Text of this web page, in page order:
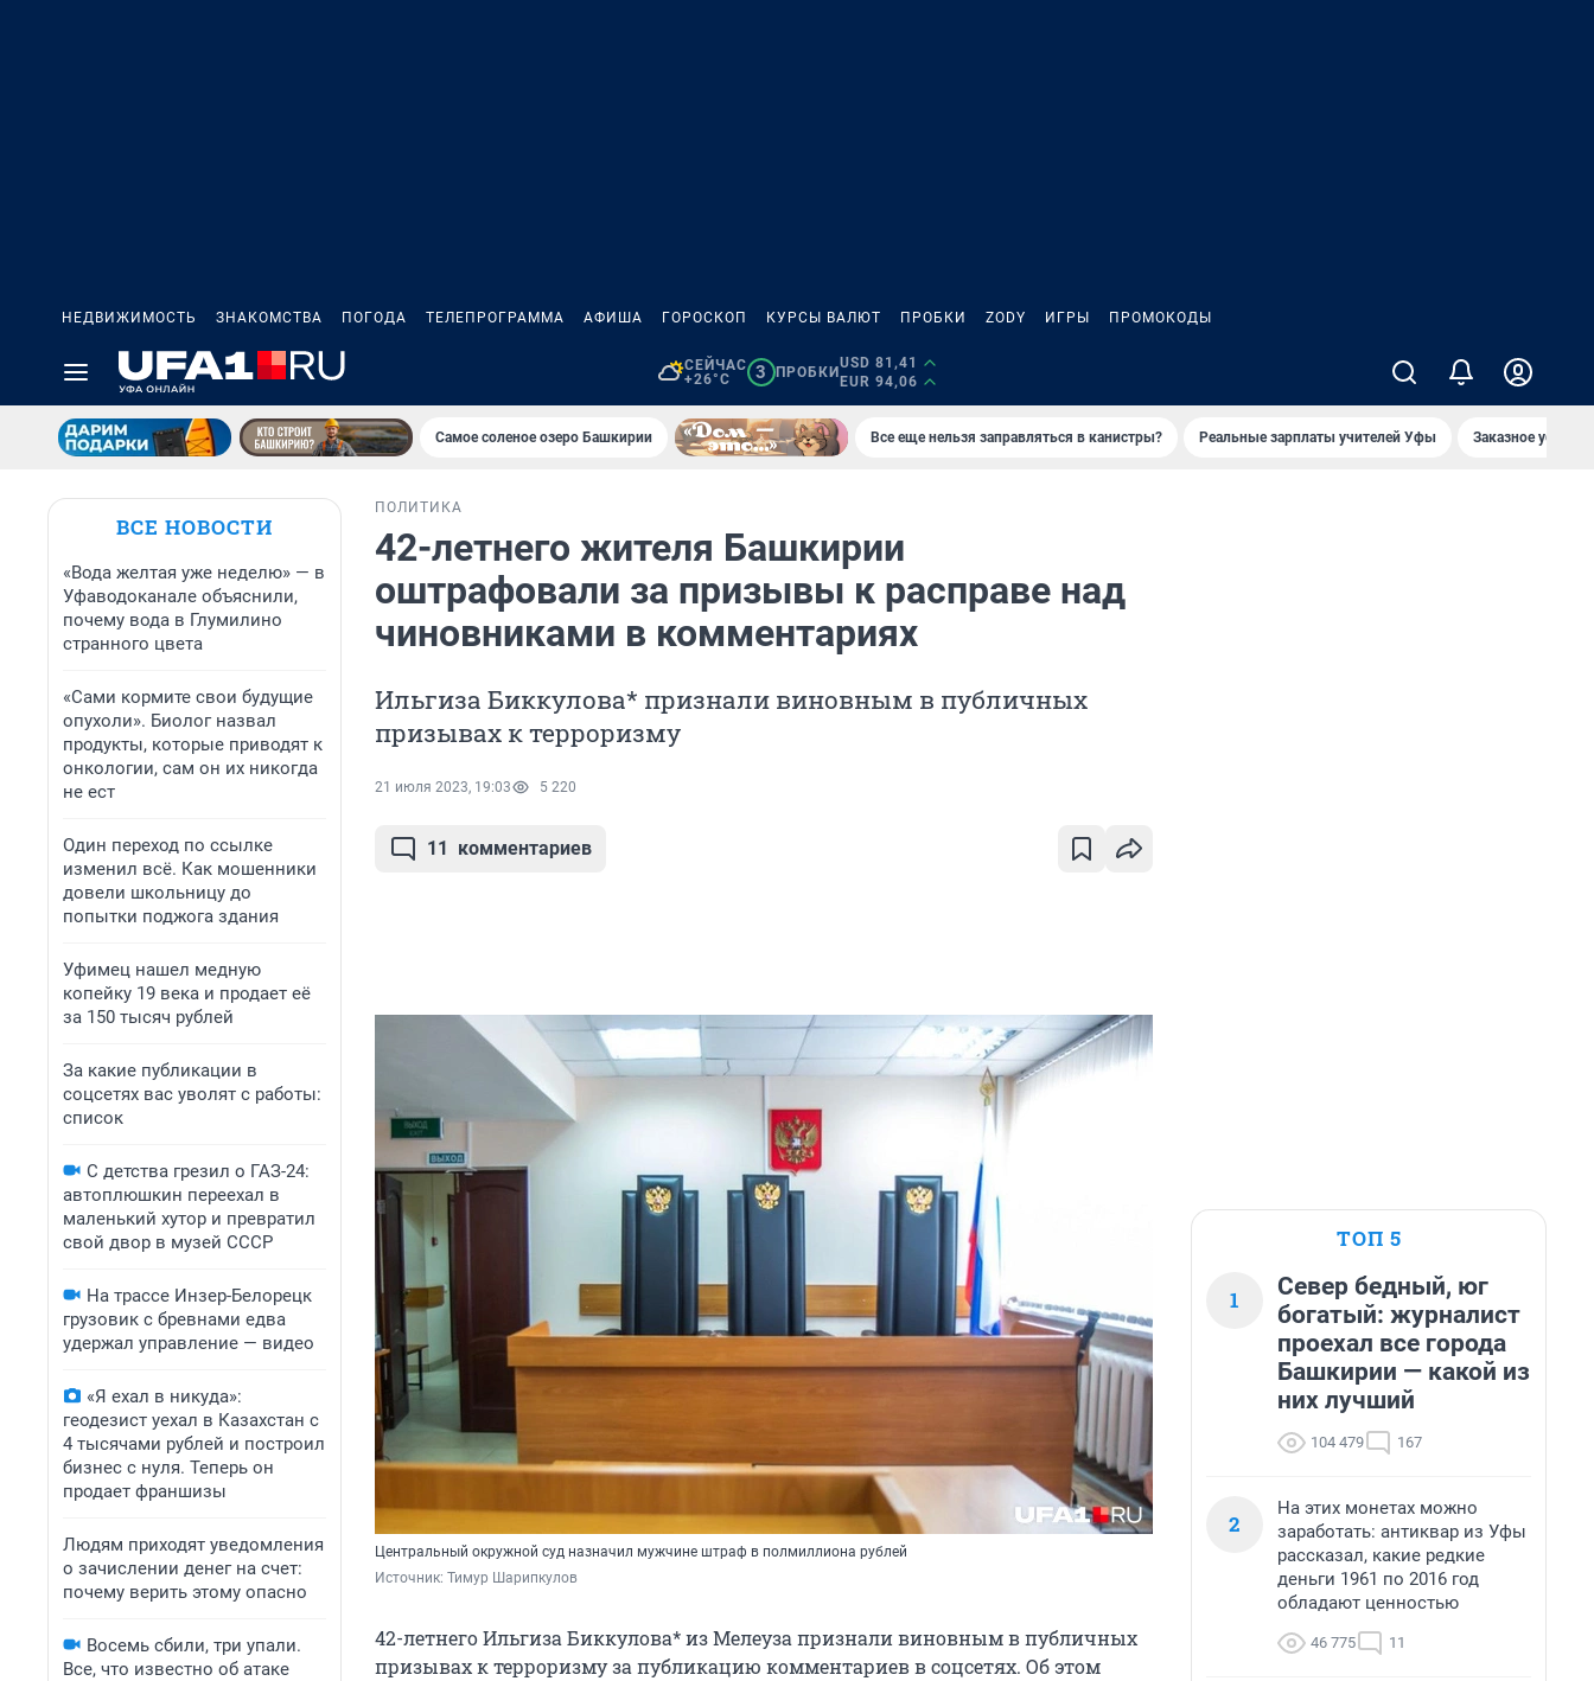
НЕДВИЖИМОСТЬ ЗНАКОМСТВА ПОГОДА ТЕЛЕПРОГРАММА АФИША ГОРОСКОП КУРСЫ ВАЛЮТ ПРОБКИ ZODY ИГРЫ ПРОМОКОДЫ
СЕЙЧАС
+26°C
3 ПРОБКИ
USD 81,41
EUR 94,06
Самое соленое озеро Башкирии Все еще нельзя заправляться в канистры? Реальные зарплаты учителей Уфы Заказное
ВСЕ НОВОСТИ
«Вода желтая уже неделю» — в
Уфаводоканале объяснили,
почему вода в Глумилино
странного цвета
«Сами кормите свои будущие
опухоли». Биолог назвал
продукты, которые приводят к
онкологии, сам он их никогда
не ест
Один переход по ссылке
изменил всё. Как мошенники
довели школьницу до
попытки поджога здания
Уфимец нашел медную
копейку 19 века и продает её
за 150 тысяч рублей
За какие публикации в
соцсетях вас уволят с работы:
список
С детства грезил о ГАЗ-24:
автоплюшкин переехал в
маленький хутор и превратил
свой двор в музей СССР
На трассе Инзер-Белорецк
грузовик с бревнами едва
удержал управление — видео
«Я ехал в никуда»:
геодезист уехал в Казахстан с
4 тысячами рублей и построил
бизнес с нуля. Теперь он
продает франшизы
Людям приходят уведомления
о зачислении денег на счет:
почему верить этому опасно
Восемь сбили, три упали.
Все, что известно об атаке
ПОЛИТИКА
42-летнего жителя Башкирии
оштрафовали за призывы к расправе над
чиновниками в комментариях
Ильгиза Биккулова* признали виновным в публичных
призывах к терроризму
21 июля 2023, 19:03 5 220
11 комментариев
Центральный окружной суд назначил мужчине штраф в полмиллиона рублей
Источник: Тимур Шарипкулов
42-летнего Ильгиза Биккулова* из Мелеуза признали виновным в публичных
призывах к терроризму за публикацию комментариев в соцсетях. Об этом
ТОП 5
1
Север бедный, юг
богатый: журналист
проехал все города
Башкирии — какой из
них лучший
104 479 167
2
На этих монетах можно
заработать: антиквар из Уфы
рассказал, какие редкие
деньги 1961 по 2016 год
обладают ценностью
46 775 11